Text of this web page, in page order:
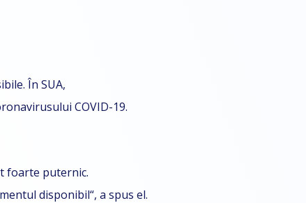
În SUA,
COVID-19.
foarte puternic.
disponibil“, a spus el.